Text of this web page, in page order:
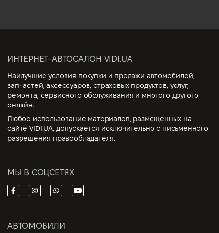
ИНТЕРНЕТ-АВТОСАЛОН VIDI.UA
Наилучшие условия покупки и продажи автомобилей,
запчастей, аксессуаров, страховых продуктов, услуг,
ремонта, сервисного обслуживания и многого другого
онлайн.
Любое использование материалов, размещенных на
сайте VIDI.UA, допускается исключительно с письменного
разрешения правообладателя.
МЫ В СОЦСЕТЯХ
АВТОМОБИЛИ